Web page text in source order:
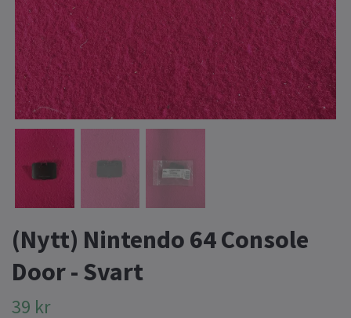
(Nytt) Nintendo 64 Console
Door - Svart
39 kr